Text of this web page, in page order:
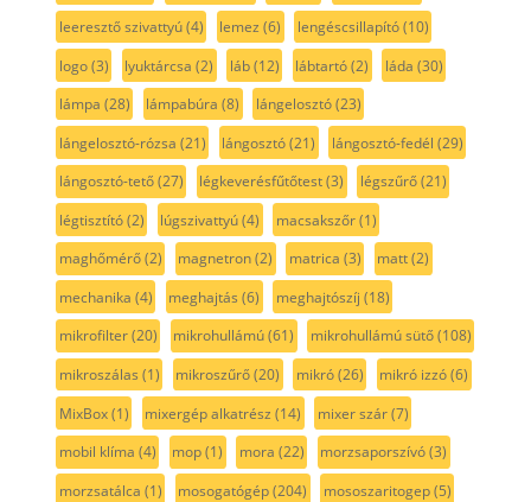
leeresztő szivattyú(4) lemez (6) lengéscsillapító(10)
logo(3) lyuktárcsa (2) láb(12) lábtartó(2) láda (30)
lámpa (28) lámpabúra (8) lángelosztó(23)
lángelosztó-rózsa (21) lángosztó(21) lángosztó-fedél (29)
lángosztó-tető(27) légkeverésfűtőtest(3) légszűrő(21)
légtisztító(2) lúgszivattyú(4) macsakszőr(1)
maghőmérő(2) magnetron(2) matrica (3) matt(2)
mechanika (4) meghajtás (6) meghajtószíj (18)
mikrofilter(20) mikrohullámú(61) mikrohullámú sütő(108)
mikroszálas (1) mikroszűrő(20) mikró(26) mikró izzó(6)
MixBox(1) mixergép alkatrész (14) mixer szár(7)
mobil klíma (4) mop(1) mora (22) morzsaporszívó(3)
morzsatálca (1) mosogatógép(204) mososzaritogep(5)